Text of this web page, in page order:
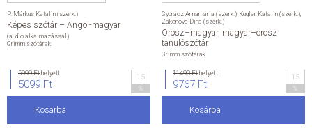
P. Márkus Katalin (szerk.)
Képes szótár – Angol-magyar
(audio alkalmazással)
Grimm szótárak
5999 Fthelyett
5099 Ft
15
Kosárba
Gyurácz Annamária (szerk.) Kugler Katalin (szerk.)
Zakonova Dina (szerk.)
Orosz–magyar, magyar–orosz
tanulószótár
Grimm szótárak
11490 Fthelyett
9767 Ft
15
Kosárba